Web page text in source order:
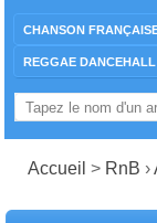
CHANSON
REGGAE DANCEHALL
Accueil > RnB ›